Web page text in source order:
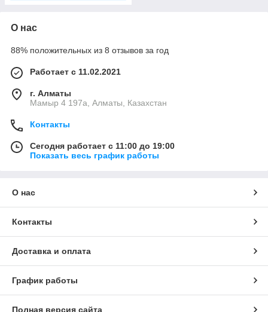
О нас
88% положительных из 8 отзывов за год
Работает с 11.02.2021
г. Алматы
Мамыр 4 197а, Алматы, Казахстан
Контакты
Сегодня работает с 11:00 до 19:00
Показать весь график работы
О нас
Контакты
Доставка и оплата
График работы
Полная версия сайта